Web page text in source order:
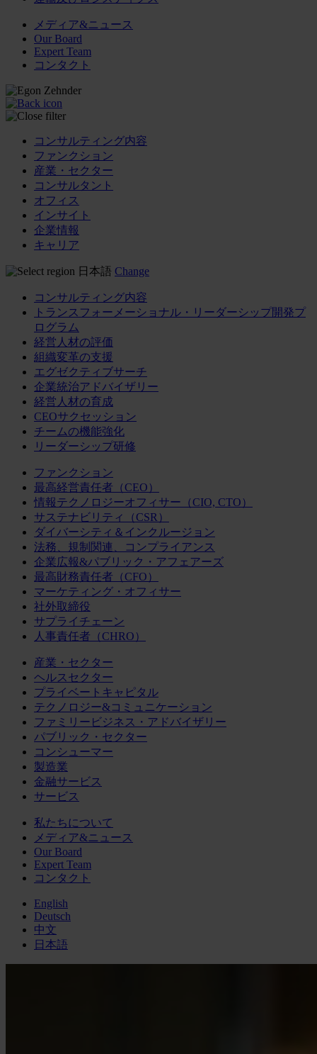
メディア&ニュース
Our Board
Expert Team
コンタクト
コンサルティング内容
ファンクション
産業・セクター
コンサルタント
オフィス
インサイト
企業情報
キャリア
日本語 Change
コンサルティング内容
トランスフォーメーショナル・リーダーシップ開発プ
ログラム
経営人材の評価
組織変革の支援
エグゼクティブサーチ
企業統治アドバイザリー
経営人材の育成
CEOサクセッション
チームの機能強化
リーダーシップ研修
ファンクション
最高経営責任者（CEO）
情報テクノロジーオフィサー（CIO, CTO）
サステナビリティ（CSR）
ダイバーシティ＆インクルージョン
法務、規制関連、コンプライアンス
企業広報&パブリック・アフェアーズ
最高財務責任者（CFO）
マーケティング・オフィサー
社外取締役
サプライチェーン
人事責任者（CHRO）
産業・セクター
ヘルスセクター
プライベートキャピタル
テクノロジー&コミュニケーション
ファミリービジネス・アドバイザリー
パブリック・セクター
コンシューマー
製造業
金融サービス
サービス
私たちについて
メディア&ニュース
Our Board
Expert Team
コンタクト
English
Deutsch
中文
日本語